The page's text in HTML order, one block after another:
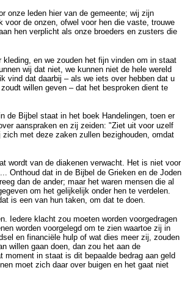
onze leden hier van de gemeente; wij zijn
voor de onzen, ofwel voor hen die vaste, trouwe
hen verplicht als onze broeders en zusters die
en we zouden het fijn vinden om in staat
wij dat niet, we kunnen niet de hele wereld
vind dat daarbij – als we iets over hebben dat u
willen geven – dat het besproken dient te
de Bijbel staat in het boek Handelingen, toen er
aanspraken en zij zeiden: "Ziet uit voor uzelf
met deze zaken zullen bezighouden, omdat
wordt van de diakenen verwacht. Het is niet voor
Onthoud dat in de Bijbel de Grieken en de Joden
dan de ander; maar het waren mensen die al
om het gelijkelijk onder hen te verdelen.
is een van hun taken, om dat te doen.
Iedere klacht zou moeten worden voorgedragen
worden voorgelegd om te zien waartoe zij in
en financiële hulp of wat dies meer zij, zouden
willen gaan doen, dan zou het aan de
moment in staat is dit bepaalde bedrag aan geld
moet zich daar over buigen en het gaat niet